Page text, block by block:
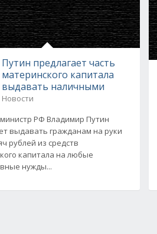
Путин предлагает часть
материнского капитала
выдавать наличными
Новости
РФ Владимир Путин
выдавать гражданам на руки
рублей из средств
капитала на любые
нужды...